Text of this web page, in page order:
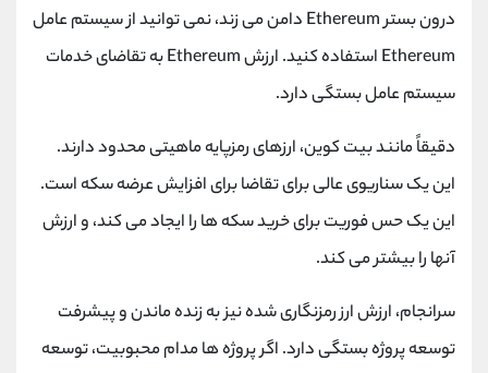
درون بستر Ethereum دامن می زند، نمی توانید از سیستم عامل
Ethereum استفاده کنید. ارزش Ethereum به تقاضای خدمات
سیستم عامل بستگی دارد.
دقیقاً مانند بیت کوین، ارزهای رمزپایه ماهیتی محدود دارند.
این یک سناریوی عالی برای تقاضا برای افزایش عرضه سکه است.
این یک حس فوریت برای خرید سکه ها را ایجاد می کند، و ارزش
آنها را بیشتر می کند.
سرانجام، ارزش ارز رمزنگاری شده نیز به زنده ماندن و پیشرفت
توسعه پروژه بستگی دارد. اگر پروژه ها مدام محبوبیت، توسعه